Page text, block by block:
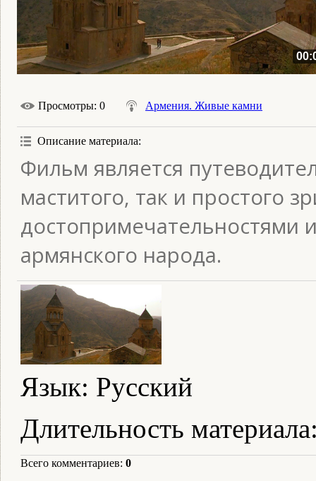
Просмотры: 0 Армения. Живые камни
Описание материала:
Фильм является
маститого, так и простого
достопримечательностями
армянского народа.
Язык: Русский
Длительность материала
Всего комментариев: 0